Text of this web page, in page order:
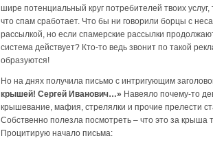
шире потенциальный круг потребителей твоих
что спам сработает. Что бы ни говорили борцы с
рассылкой, но если спамерские рассылки
система действует? Кто-то ведь звонит по такой
образуются!
Но на днях получила письмо с интригующим
крышей! Сергей Иванович…» Навеяло почему-то
крышевание, мафия, стрелялки и прочие прелести
Собственно полезла посмотреть – что это за крыша
Процитирую начало письма: